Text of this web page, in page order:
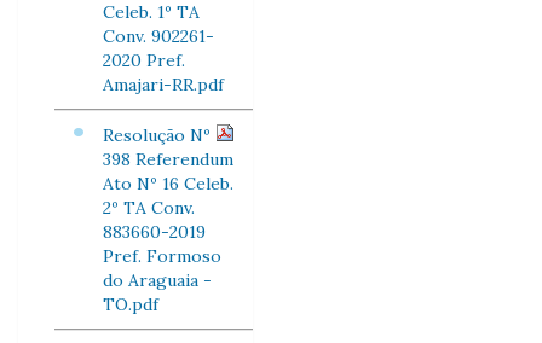
Celeb. 1º TA
Conv. 902261-
2020 Pref.
Amajari-RR.pdf
Resolução Nº
398 Referendum
Ato Nº 16 Celeb.
2º TA Conv.
883660-2019
Pref. Formoso
do Araguaia -
TO.pdf